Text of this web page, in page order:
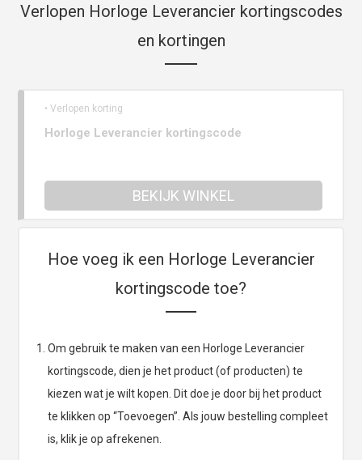
Verlopen Horloge Leverancier kortingscodes
en kortingen
• Verlopen korting
Horloge Leverancier kortingscode
BEKIJK WINKEL
Hoe voeg ik een Horloge Leverancier
kortingscode toe?
Om gebruik te maken van een Horloge Leverancier
kortingscode, dien je het product (of producten) te
kiezen wat je wilt kopen. Dit doe je door bij het product
te klikken op “Toevoegen”. Als jouw bestelling compleet
is, klik je op afrekenen.